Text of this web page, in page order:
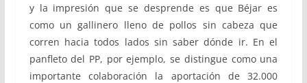
y la impresión que se desprende es que Béjar es
como un gallinero lleno de pollos sin cabeza que
corren hacia todos lados sin saber dónde ir. En el
panfleto del PP, por ejemplo, se distingue como una
importante colaboración la aportación de 32.000